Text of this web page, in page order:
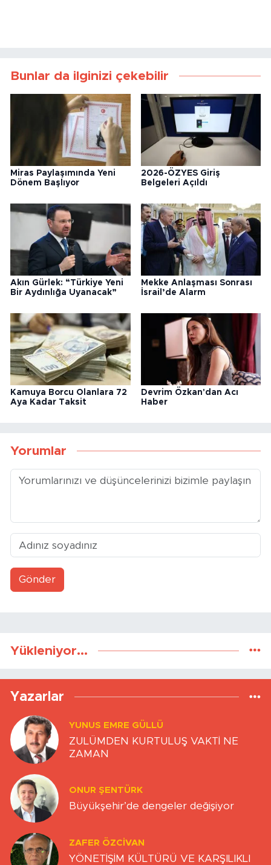
Bunlar da ilginizi çekebilir
Miras Paylaşımında Yeni
Dönem Başlıyor
2026-ÖZYES Giriş
Belgeleri Açıldı
Akın Gürlek: “Türkiye Yeni
Bir Aydınlığa Uyanacak”
Mekke Anlaşması Sonrası
İsrail’de Alarm
Kamuya Borcu Olanlara 72
Aya Kadar Taksit
Devrim Özkan'dan Acı
Haber
Yorumlar
Gönder
Yükleniyor...
Yazarlar
YUNUS EMRE GÜLLÜ
ZULÜMDEN KURTULUŞ VAKTİ NE
ZAMAN
ONUR ŞENTÜRK
Büyükşehir’de dengeler değişiyor
ZAFER ÖZCIVAN
YÖNETİŞİM KÜLTÜRÜ VE KARŞILIKLI